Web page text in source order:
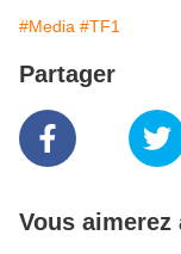
#Media #TF1
Partager
Vous aimerez